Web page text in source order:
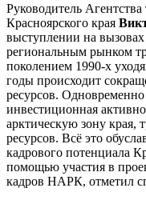
Руководитель Агентства
Красноярского края
выступлении на
региональным рынком
поколением 1990-х
годы происходит
ресурсов.
инвестиционная
арктическую зону края,
ресурсов. Всё это
кадрового потенциала
помощью участия в
кадров НАРК, отметил